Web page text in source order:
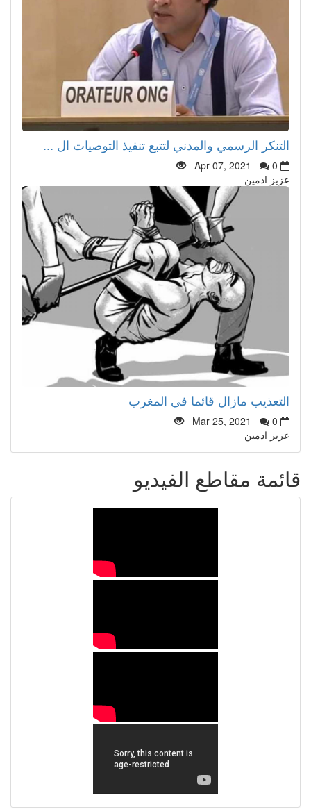
التنكر الرسمي والمدني لتتبع تنفيذ التوصيات ال ...
Apr 07, 2021
0
عزيز ادمين
التعذيب مازال قائما في المغرب
Mar 25, 2021
0
عزيز ادمين
قائمة مقاطع الفيديو